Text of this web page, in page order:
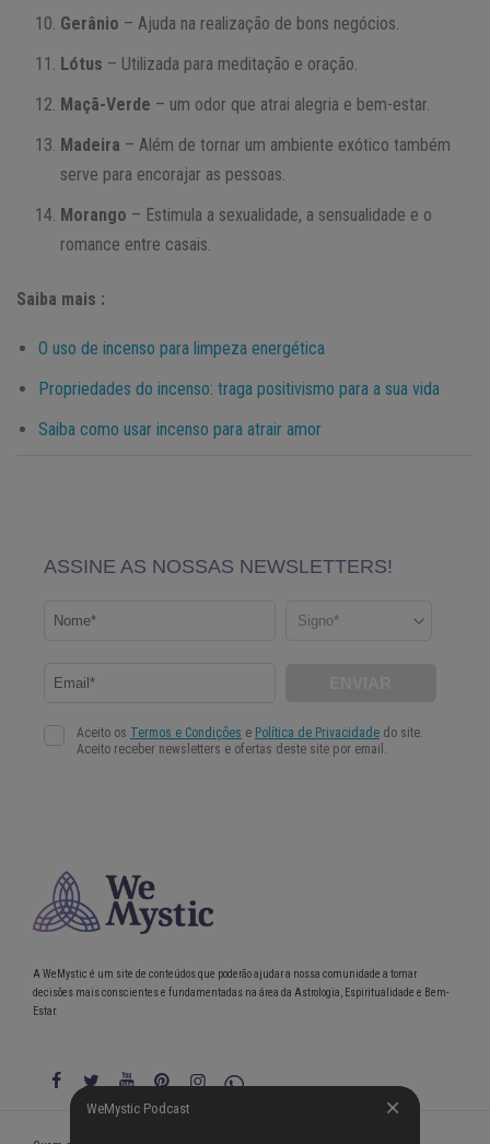
Gerânio – Ajuda na realização de bons negócios.
Lótus – Utilizada para meditação e oração.
Maçã-Verde – um odor que atrai alegria e bem-estar.
Madeira – Além de tornar um ambiente exótico também
serve para encorajar as pessoas.
Morango – Estimula a sexualidade, a sensualidade e o
romance entre casais.
Saiba mais :
O uso de incenso para limpeza energética
Propriedades do incenso: traga positivismo para a sua vida
Saiba como usar incenso para atrair amor
WeMystic Podcast
A WeMystic é um site de conteúdos que poderão ajudar a nossa comunidade a tomar
decisões mais conscientes e fundamentadas na área da Astrologia, Espiritualidade e Bem-
Estar.
WeMystic Podcast